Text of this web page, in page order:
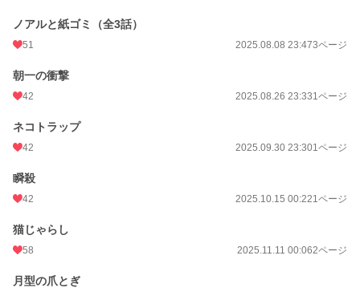
ノアルと紙ゴミ（全3話）
51 2025.08.08 23:473ページ
朝一の衝撃
42 2025.08.26 23:331ページ
ネコトラップ
42 2025.09.30 23:301ページ
瞬殺
42 2025.10.15 00:221ページ
猫じゃらし
58 2025.11.11 00:062ページ
月型の爪とぎ